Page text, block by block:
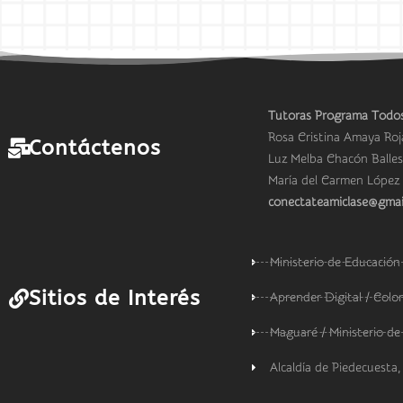
Contáctenos
Tutoras Programa
Rosa Cristina Amaya
Luz Melba Chacón
María del Carmen
Sitios de Interés
Ministerio de
Aprender Digital /
Maguaré / Ministerio
Alcaldía de